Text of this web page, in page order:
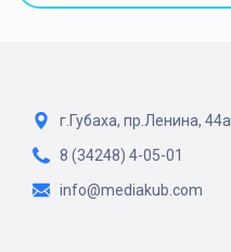
г.Губаха, пр.Ленина, 44а
8 (34248) 4-05-01
info@mediakub.com